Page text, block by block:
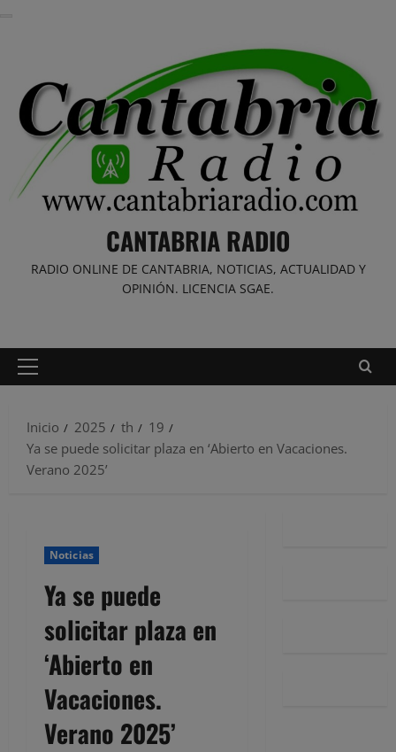
CANTABRIA RADIO
RADIO ONLINE DE CANTABRIA, NOTICIAS, ACTUALIDAD Y
OPINIÓN. LICENCIA SGAE.
Menú
Inicio
2025 th
19
Ya se puede solicitar plaza en ‘Abierto en Vacaciones.
Verano 2025’
Noticias
Ya se puede
solicitar plaza en
‘Abierto en
Vacaciones.
Verano 2025’